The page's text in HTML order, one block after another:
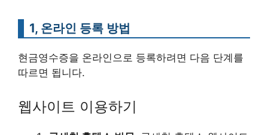
1, 온라인 등록 방법
현금영수증을 온라인으로 등록하려면 다음 단계를
따르면 됩니다.
웹사이트 이용하기